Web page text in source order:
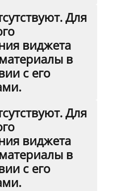
Для
виджета
в
с его
Для
виджета
в
с его